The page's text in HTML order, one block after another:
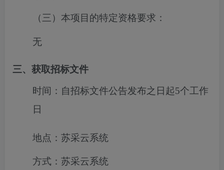
（三）本项目的特定资格要求：
无
三、获取招标文件
时间： 自招标文件公告发布之日起5个工作
日
地点： 苏采云系统
方式： 苏采云系统